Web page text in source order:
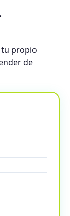
tu propio
de